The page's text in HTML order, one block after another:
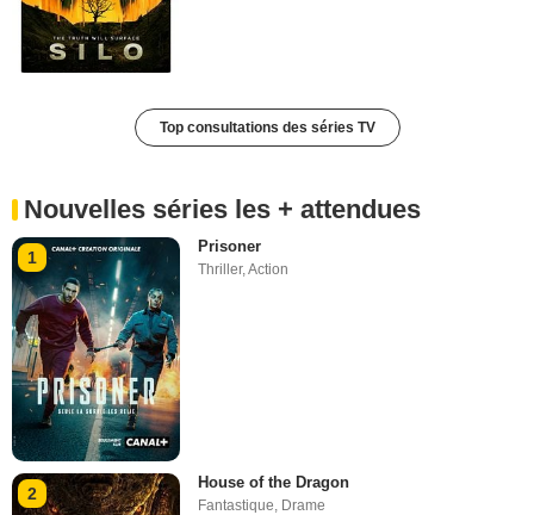
Top consultations des séries TV
Nouvelles séries les + attendues
1
Prisoner
Thriller,Action
2
House of the Dragon
Fantastique, Drame